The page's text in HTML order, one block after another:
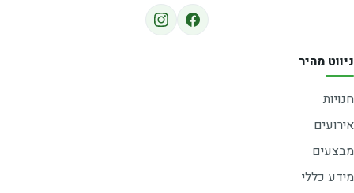
ניווט מהיר
חנויות
אירועים
מבצעים
מידע כללי